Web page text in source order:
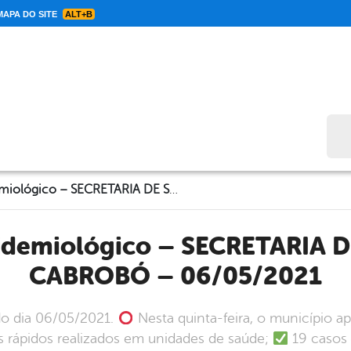
DO SITE ALT+B
Informe Epidemiológico – SECRETARIA DE SAÚDE DE CABROBÓ – 06/05/2021
CABROBÓ – 06/05/2021
dia 06/05/2021. Nesta quinta-feira, o município
realizados em unidades de saúde;
19